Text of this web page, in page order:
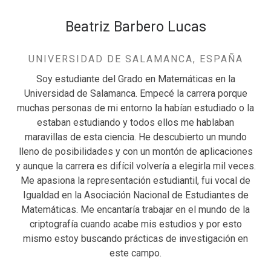
Beatriz Barbero Lucas
UNIVERSIDAD DE SALAMANCA, ESPAÑA
Soy estudiante del Grado en Matemáticas en la
Universidad de Salamanca. Empecé la carrera porque
muchas personas de mi entorno la habían estudiado o la
estaban estudiando y todos ellos me hablaban
maravillas de esta ciencia. He descubierto un mundo
lleno de posibilidades y con un montón de aplicaciones
y aunque la carrera es difícil volvería a elegirla mil veces.
Me apasiona la representación estudiantil, fui vocal de
Igualdad en la Asociación Nacional de Estudiantes de
Matemáticas. Me encantaría trabajar en el mundo de la
criptografía cuando acabe mis estudios y por esto
mismo estoy buscando prácticas de investigación en
este campo.